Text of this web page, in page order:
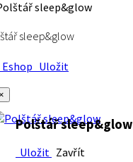
sleep&glow
Uložit
Polštář sleep&glow
Uložit Zavřít